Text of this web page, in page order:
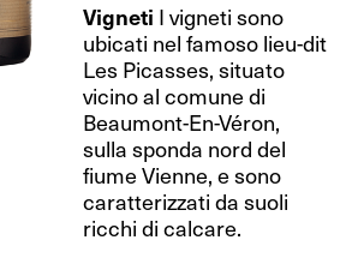
Vigneti I vigneti sono
ubicati nel famoso lieu-dit
Les Picasses, situato
vicino al comune di
Beaumont-En-Véron,
sulla sponda nord del
fiume Vienne, e sono
caratterizzati da suoli
ricchi di calcare.